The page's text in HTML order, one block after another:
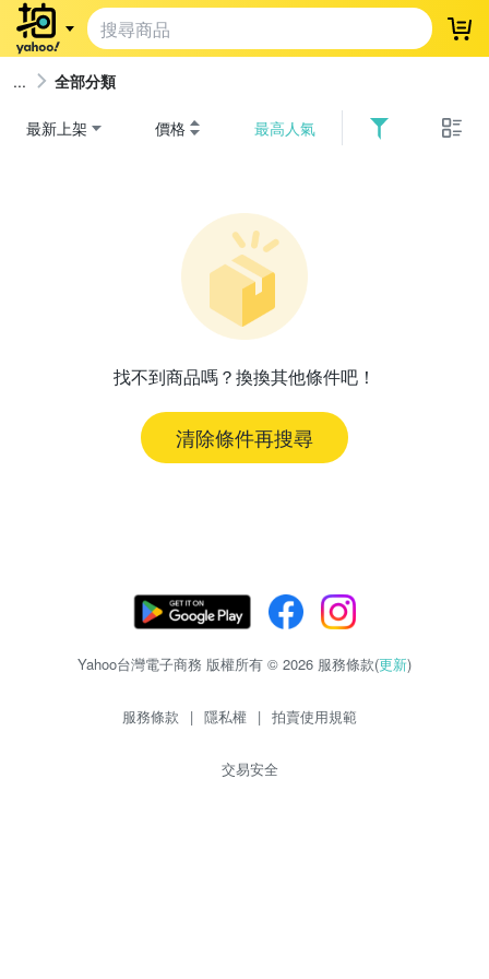
登
全部分類
最新上架 價格 最高人氣
找不到商品嗎？換換其他條件吧！
清除條件再搜尋
Yahoo台灣電子商務 版權所有 © 2026 服務條款(更新)
服務條款 | 隱私權 | 拍賣使用規範
交易安全